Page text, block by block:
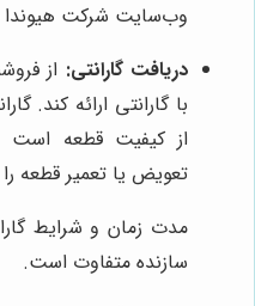
وب‌سایت شرکت
دریافت گارانتی: از
با گارانتی ارائه کند.
از کیفیت قطعه است
تعویض یا تعمیر قطعه
مدت زمان و شرایط
سازنده متفاوت است.